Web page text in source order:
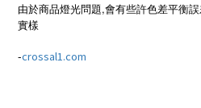
由於商品燈光問題,會有些許色差平衡
實樣
-crossal1.com